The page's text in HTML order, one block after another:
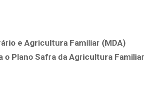
e Agricultura Familiar (MDA)
Plano Safra da Agricultura Familiar